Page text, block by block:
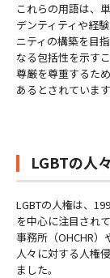
これらの用語は、
デンティティや経
ニティの構築を目
なる包括性を示す
尊厳を尊重するた
あるとされています
LGBTの人
LGBTの人権は、
を中心に注目され
事務所（OHCHR）
人々に対する人権
ました。